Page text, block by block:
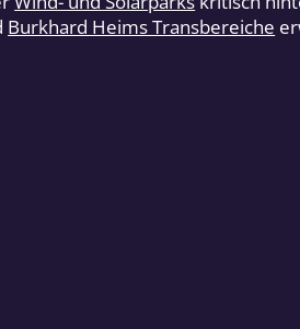
Burkhard Heims Transbereiche